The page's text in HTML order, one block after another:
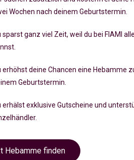
Wochen nach deinem Geburtstermin.
sparst ganz viel Zeit, weil du bei FIAMI
erhöhst deine Chancen eine Hebamme
Geburtstermin
erhälst exklusive Gutscheine und
Hebamme finden